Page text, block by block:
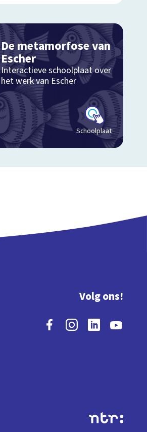
De metamorfose van
Escher
Interactieve schoolplaat over
het werk van Escher
Schoolplaat
Volg ons!